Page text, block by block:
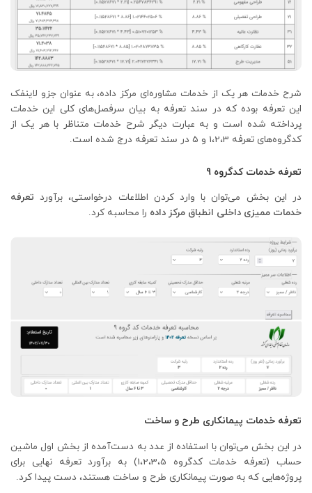
شرح خدمات هر یک از خدمات مشاوره‌ای مرکز داده، به عنوان جزو لاینفک
این تعرفه بوده که در سند تعرفه به بیان سرفصل‌های کلی این خدمات
پرداخته شده است و به عبارت دیگر شرح خدمات متناظر با هر یک از
کدگروه‌های تعرفه 1،2،3 و 5 در سند تعرفه درج شده است.
تعرفه خدمات کدگروه 9
در این بخش می‌توان با وارد کردن اطلاعات درخواستی، برآورد تعرفه
خدمات ممیزی داخلی انطباق مرکز داده را محاسبه کرد.
تعرفه خدمات پیمانکاری طرح و ساخت
در این بخش می‌توان با استفاده از عدد به دست‌آمده از بخش اول ماشین
حساب (تعرفه خدمات کدگروه 1،2،3،5) به برآورد تعرفه نهایی برای
پروژه‌هایی که به صورت پیمانکاری طرح و ساخت هستند، دست پیدا کرد.